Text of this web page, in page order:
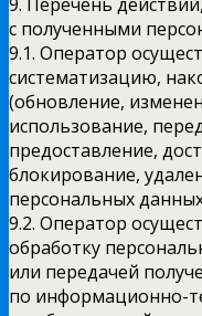
с полученными
9.1. Оператор
систематизацию,
(обновление,
использование,
предоставление,
блокирование,
персональных
9.2. Оператор
обработку
или передачей
по информационно-